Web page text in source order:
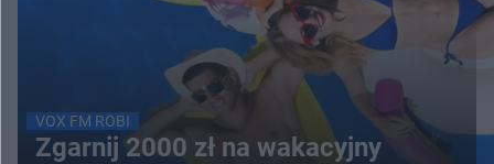
VOX FM ROBI
Zgarnij 2000 zł na wakacyjny